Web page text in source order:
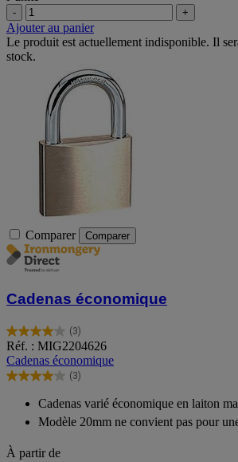
- +
Ajouter au panier
Le produit est actuellement indisponible. Il
stock.
Comparer Comparer
Cadenas économique
(3)
4.0
sur
5
étoiles.
avis
Réf. : MIG2204626
Cadenas économique
(3)
4.0
étoiles.
avis
Cadenas varié économique en laiton
Modèle 20mm ne convient pas pour
À partir de